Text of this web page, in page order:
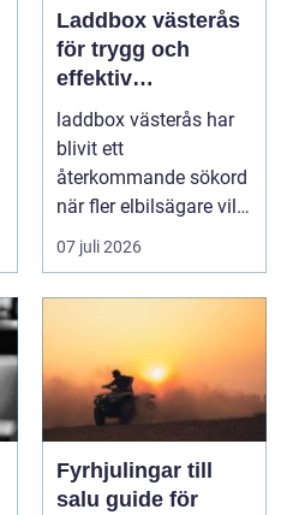
Laddbox västerås
för trygg och
effektiv
hemmaladdning
laddbox västerås har
blivit ett
återkommande sökord
när fler elbilsägare vill
ladda hemma på ett
säk...
07 juli 2026
Fyrhjulingar till
salu guide för